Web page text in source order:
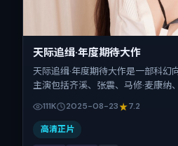
天际追缉·年度期待大作
天际追缉·年度期待大作是一部科幻
主演包括齐溪、张震、马修·麦康纳
08-23，正片时长108分钟。
111K 2025-08-23 7.2
高清正片